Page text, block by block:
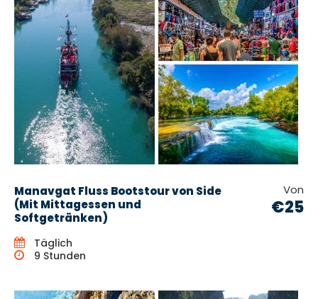
Manavgat Fluss Bootstour von Side
(Mit Mittagessen und
Softgetränken)
Von
€25
Täglich
9 Stunden